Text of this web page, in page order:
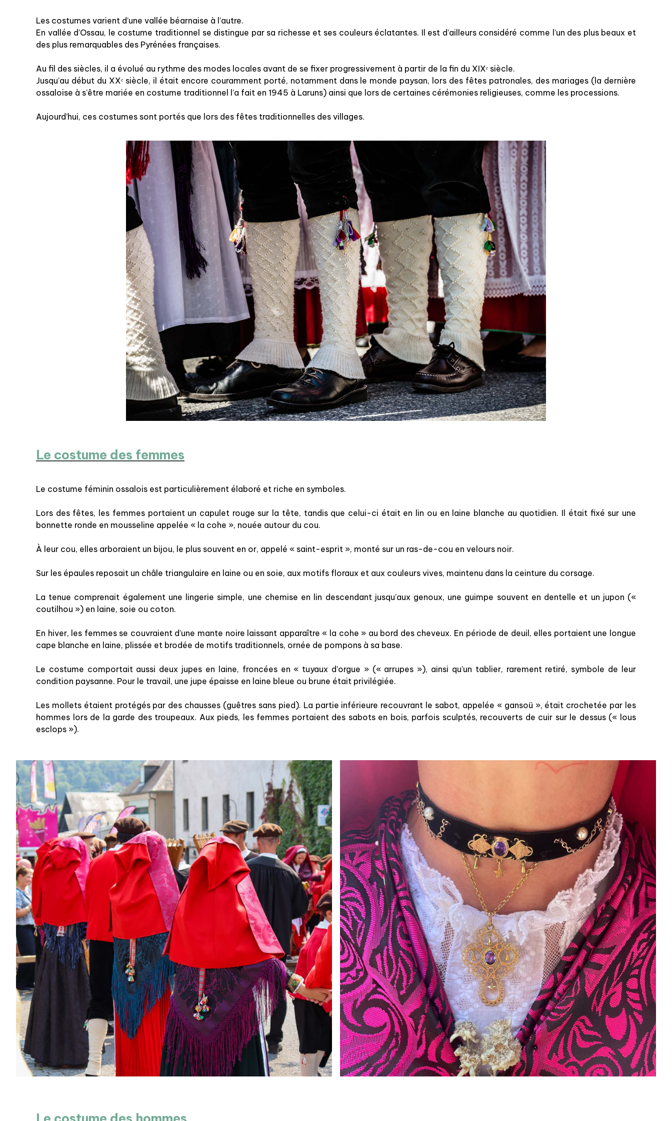
Les costumes varient d’une vallée béarnaise à l’autre.
En vallée d’Ossau, le costume traditionnel se distingue par sa richesse et ses couleurs éclatantes. Il est d’ailleurs considéré comme l’un des plus beaux et
des plus remarquables des Pyrénées françaises.
Au fil des siècles, il a évolué au rythme des modes locales avant de se fixer progressivement à partir de la fin du XIXᵉ siècle.
Jusqu’au début du XXᵉ siècle, il était encore couramment porté, notamment dans le monde paysan, lors des fêtes patronales, des mariages (la dernière
ossaloise à s’être mariée en costume traditionnel l’a fait en 1945 à Laruns) ainsi que lors de certaines cérémonies religieuses, comme les processions.
Aujourd’hui, ces costumes sont portés que lors des fêtes traditionnelles des villages.
Le costume des femmes
Le costume féminin ossalois est particulièrement élaboré et riche en symboles.
Lors des fêtes, les femmes portaient un capulet rouge sur la tête, tandis que celui-ci était en lin ou en laine blanche au quotidien. Il était fixé sur une
bonnette ronde en mousseline appelée « la cohe », nouée autour du cou.
À leur cou, elles arboraient un bijou, le plus souvent en or, appelé « saint-esprit », monté sur un ras-de-cou en velours noir.
Sur les épaules reposait un châle triangulaire en laine ou en soie, aux motifs floraux et aux couleurs vives, maintenu dans la ceinture du corsage.
La tenue comprenait également une lingerie simple, une chemise en lin descendant jusqu’aux genoux, une guimpe souvent en dentelle et un jupon («
coutilhou ») en laine, soie ou coton.
En hiver, les femmes se couvraient d’une mante noire laissant apparaître « la cohe » au bord des cheveux. En période de deuil, elles portaient une longue
cape blanche en laine, plissée et brodée de motifs traditionnels, ornée de pompons à sa base.
Le costume comportait aussi deux jupes en laine, froncées en « tuyaux d’orgue » (« arrupes »), ainsi qu’un tablier, rarement retiré, symbole de leur
condition paysanne. Pour le travail, une jupe épaisse en laine bleue ou brune était privilégiée.
Les mollets étaient protégés par des chausses (guêtres sans pied). La partie inférieure recouvrant le sabot, appelée « gansoü », était crochetée par les
hommes lors de la garde des troupeaux. Aux pieds, les femmes portaient des sabots en bois, parfois sculptés, recouverts de cuir sur le dessus (« lous
esclops »).